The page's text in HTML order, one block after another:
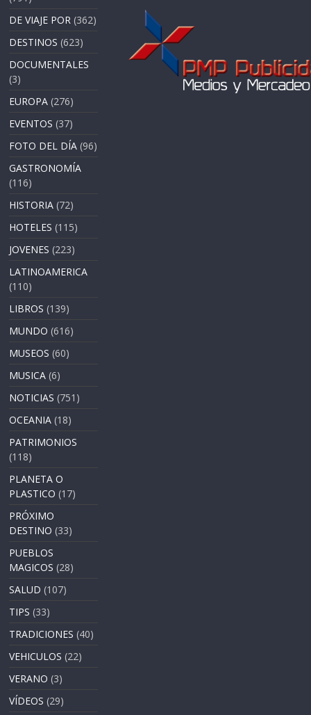
DE VIAJE POR (362)
DESTINOS (623)
DOCUMENTALES
(3)
EUROPA (276)
EVENTOS (37)
FOTO DEL DÍA (96)
GASTRONOMÍA
(116)
HISTORIA (72)
HOTELES (115)
JOVENES (223)
LATINOAMERICA
(110)
LIBROS (139)
MUNDO (616)
MUSEOS (60)
MUSICA (6)
NOTICIAS (751)
OCEANIA (18)
PATRIMONIOS
(118)
PLANETA O
PLASTICO (17)
PRÓXIMO
DESTINO (33)
PUEBLOS
MAGICOS (28)
SALUD (107)
TIPS (33)
TRADICIONES (40)
VEHICULOS (22)
VERANO (3)
VÍDEOS (29)